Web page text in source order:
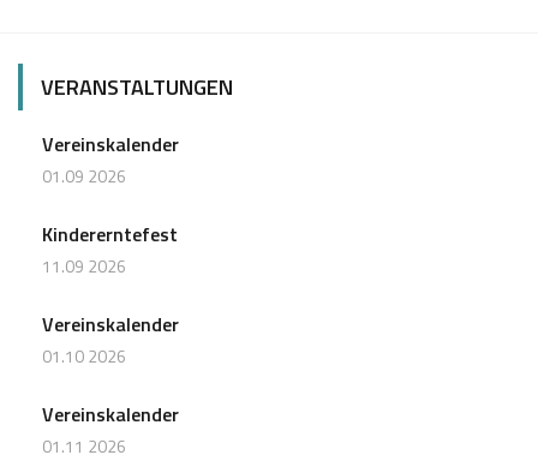
VERANSTALTUNGEN
Vereinskalender
01.09 2026
Kindererntefest
11.09 2026
Vereinskalender
01.10 2026
Vereinskalender
01.11 2026